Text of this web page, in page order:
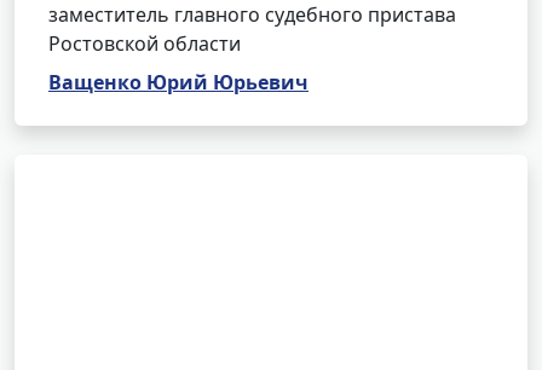
заместитель главного судебного пристава
Ростовской области
Ващенко Юрий Юрьевич